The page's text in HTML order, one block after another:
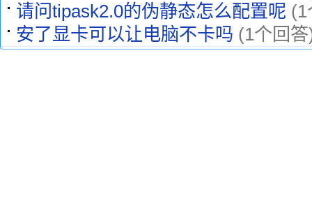
请问tipask2.0的伪静态怎么配置呢 (1
安了显卡可以让电脑不卡吗 (1个回